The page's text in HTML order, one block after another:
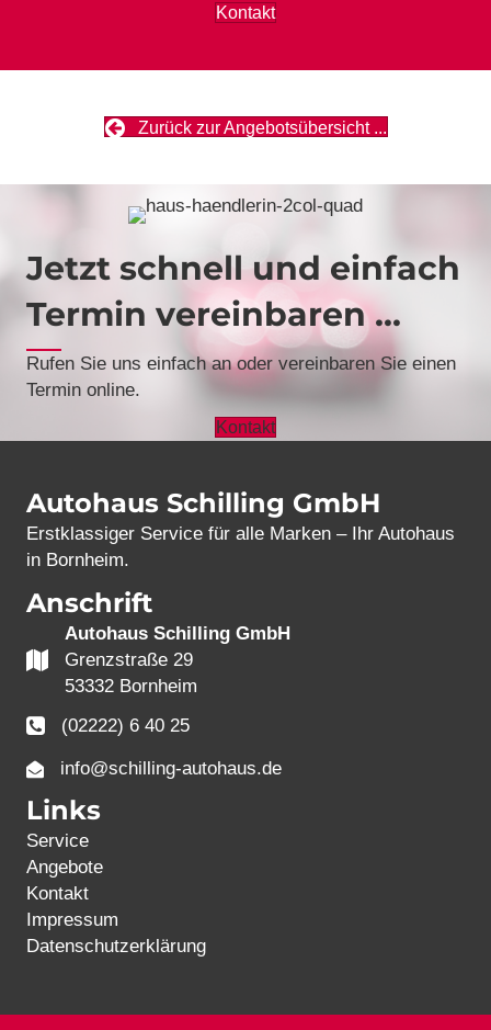
Kontakt
Zurück zur Angebotsübersicht ...
Jetzt schnell und einfach
Termin vereinbaren ...
Rufen Sie uns einfach an oder vereinbaren Sie einen
Termin online.
Kontakt
Autohaus Schilling GmbH
Erstklassiger Service für alle Marken – Ihr Autohaus
in Bornheim.
Anschrift
Autohaus Schilling GmbH
Grenzstraße 29
53332 Bornheim
(02222) 6 40 25
info@schilling-autohaus.de
Links
Service
Angebote
Kontakt
Impressum
Datenschutzerklärung